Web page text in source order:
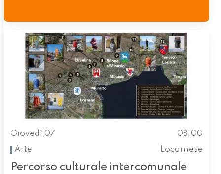
Giovedì 07
08.00
Arte
Locarnese
Percorso culturale intercomunale